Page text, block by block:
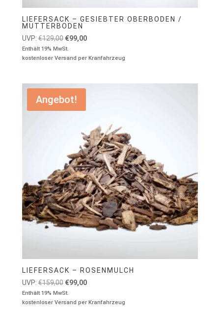
LIEFERSACK – GESIEBTER OBERBODEN /
MUTTERBODEN
UVP: €129,00 Ursprünglicher
Preis
war:
€99,00Aktueller
ist:
Enthält 19% MwSt.
kostenloser Versand per Kranfahrzeug
Angebot!
LIEFERSACK – ROSENMULCH
UVP: €159,00 Ursprünglicher
Preis
war:
€99,00Aktueller
ist:
Enthält 19% MwSt.
kostenloser Versand per Kranfahrzeug